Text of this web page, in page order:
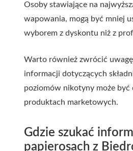
Osoby stawiające na
wapowania, mogą być mniej
wyborem z dyskontu niż z
Warto również zwrócić
informacji dotyczących
poziomów nikotyny może być
produktach marketowych.
Gdzie szukać
papierosach z